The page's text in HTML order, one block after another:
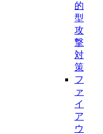
的
型
攻
撃
対
策
フ
ァ
イ
ア
ウ